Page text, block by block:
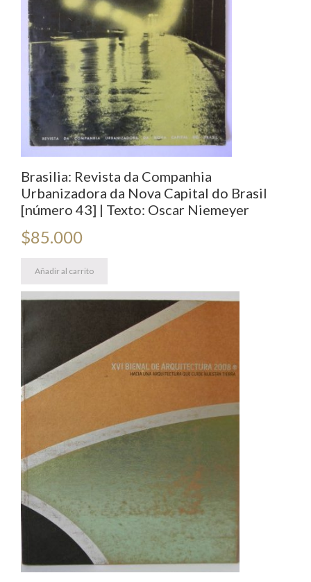
Brasilia: Revista da Companhia
Urbanizadora da Nova Capital do Brasil
[número 43] | Texto: Oscar Niemeyer
$85.000
Añadir al carrito